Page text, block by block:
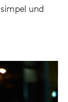
und